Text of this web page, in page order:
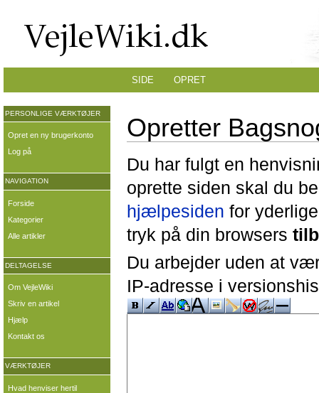
Opretter
Du har fulgt en
oprette siden skal du
hjælpesiden for
tryk på din browsers
Du arbejder uden at
IP-adresse i
SIDE OPRET
PERSONLIGE VÆRKTØJER
Opret en ny brugerkonto
Log på
NAVIGATION
Forside
Kategorier
Alle artikler
DELTAGELSE
Om VejleWiki
Skriv en artikel
Hjælp
Kontakt os
VÆRKTØJER
Hvad henviser hertil